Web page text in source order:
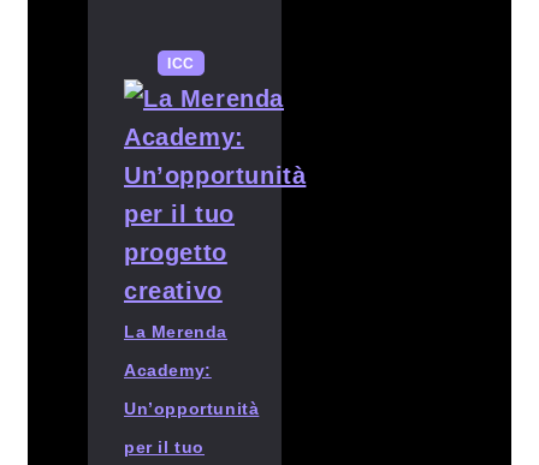
ICC
La Merenda
Academy:
Un’opportunità
per il tuo